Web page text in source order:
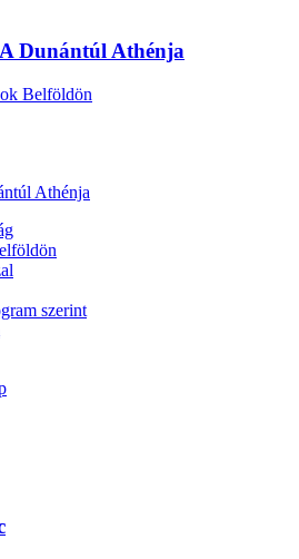
Dunántúl Athénja
Belföldön
Athénja
szerint